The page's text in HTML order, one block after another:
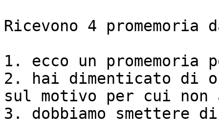
Ricevono 4
1. ecco un promemoria
2. hai dimenticato di
sul motivo per cui non
3. dobbiamo smettere